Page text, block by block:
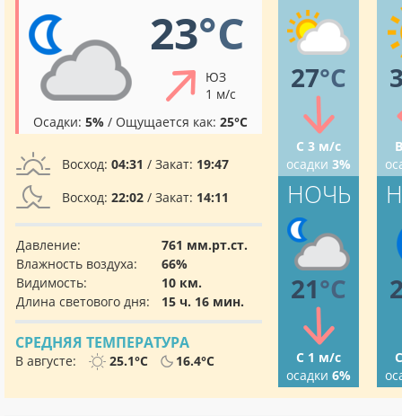
23°C
ЮЗ
1 м/с
Осадки: 5% / Ощущается как: 25°C
Восход: 04:31 / Закат: 19:47
Восход: 22:02 / Закат: 14:11
Давление:
761 мм.рт.ст.
Влажность воздуха:
66%
Видимость:
10 км.
Длина светового дня:
15 ч. 16 мин.
СРЕДНЯЯ ТЕМПЕРАТУРА
В августе: 25.1°C 16.4°C
27°C
С 3 м/с
осадки 3%
НОЧЬ
21°C
С 1 м/с
осадки 6%